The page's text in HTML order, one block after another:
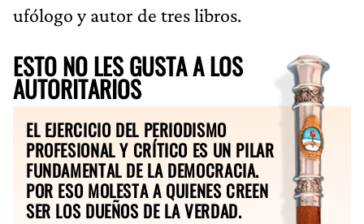
ufólogo y autor de tres libros.
ESTO NO LES GUSTA A LOS
AUTORITARIOS
EL EJERCICIO DEL PERIODISMO
PROFESIONAL Y CRÍTICO ES UN PILAR
FUNDAMENTAL DE LA DEMOCRACIA.
POR ESO MOLESTA A QUIENES CREEN
SER LOS DUEÑOS DE LA VERDAD.